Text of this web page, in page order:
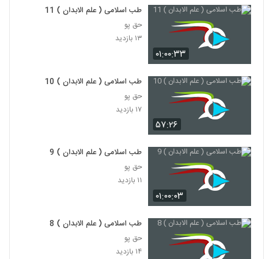
۰۱:۰۰:۳۳
طب اسلامی ( علم الابدان ) 11
حق پو
۱۳ بازدید
۵۷:۲۶
طب اسلامی ( علم الابدان ) 10
حق پو
۱۷ بازدید
۰۱:۰۰:۰۳
طب اسلامی ( علم الابدان ) 9
حق پو
۱۱ بازدید
طب اسلامی ( علم الابدان ) 8
حق پو
۱۴ بازدید